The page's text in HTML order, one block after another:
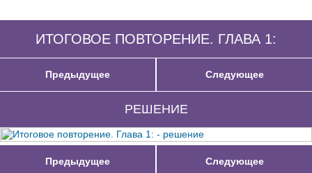
ИТОГОВОЕ ПОВТОРЕНИЕ. ГЛАВА 1:
Предыдущее Следующее
РЕШЕНИЕ
Предыдущее Следующее